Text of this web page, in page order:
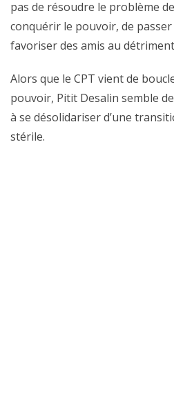
pas de résoudre le problème
conquérir le pouvoir, de
favoriser des amis au
Alors que le CPT vient de
pouvoir, Pitit Desalin semble
à se désolidariser d’une
stérile.